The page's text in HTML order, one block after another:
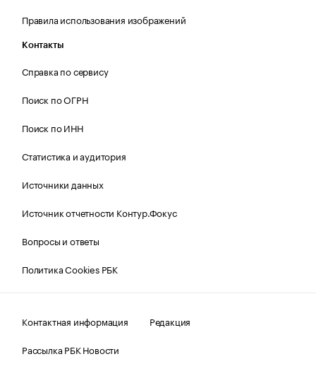
Правила использования изображений
Контакты
Справка по сервису
Поиск по ОГРН
Поиск по ИНН
Статистика и аудитория
Источники данных
Источник отчетности Контур.Фокус
Вопросы и ответы
Политика Cookies РБК
Контактная информация
Редакция
Рассылка РБК Новости